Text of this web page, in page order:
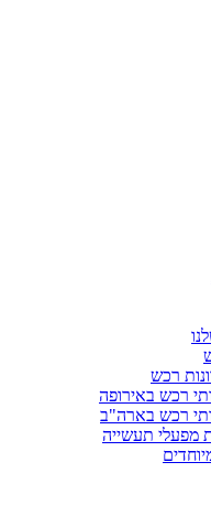
רכש
רכש באירופה
רכש בארה"ב
מפעלי תעשייה